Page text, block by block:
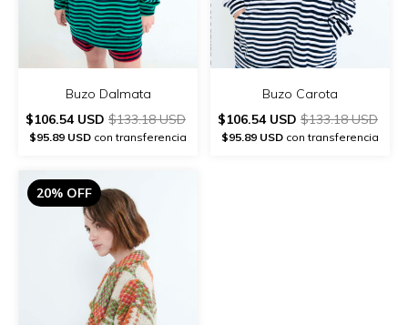
Buzo Dalmata
$106.54 USD $133.18 USD
$95.89 USD con transferencia
Buzo Carota
$106.54 USD $133.18 USD
$95.89 USD con transferencia
20% OFF